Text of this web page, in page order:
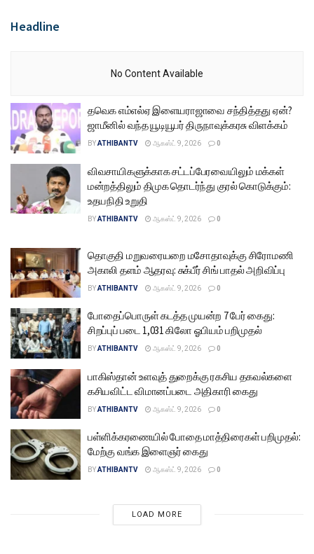
Headline
No Content Available
தவெக எம்எல்ஏ இளையராஜாவை சந்தித்தது ஏன்?
ஜாமீனில் வந்த யூடியூபர் திருநாவுக்கரசு விளக்கம்
BYATHIBANTV ஆகஸ்ட் 9, 2026 0
விவசாயிகளுக்காக சட்டப்பேரவையிலும் மக்கள்
மன்றத்திலும் திமுக தொடர்ந்து குரல் கொடுக்கும்:
உதயநிதி உறுதி
BYATHIBANTV ஆகஸ்ட் 9, 2026 0
தொகுதி மறுவரையறை மசோதாவுக்கு சிரோமணி
அகாலி தளம் ஆதரவு: சுக்பீர் சிங் பாதல் அறிவிப்பு
BYATHIBANTV ஆகஸ்ட் 9, 2026 0
போதைப்பொருள் கடத்த முயன்ற 7 பேர் கைது:
சிறப்புப் படை 1,031 கிலோ ஓபியம் பறிமுதல்
BYATHIBANTV ஆகஸ்ட் 9, 2026 0
பாகிஸ்தான் உளவுத் துறைக்கு ரகசிய தகவல்களை
கசியவிட்ட விமானப்படை அதிகாரி கைது
BYATHIBANTV ஆகஸ்ட் 9, 2026 0
பள்ளிக்கரணையில் போதை மாத்திரைகள் பறிமுதல்:
மேற்கு வங்க இளைஞர் கைது
BYATHIBANTV ஆகஸ்ட் 9, 2026 0
LOAD MORE